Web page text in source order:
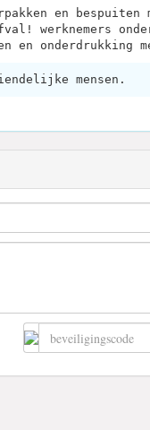
en bespuiten
werknemers
en onderdrukking
mensen.